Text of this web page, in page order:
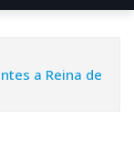
a Reina de